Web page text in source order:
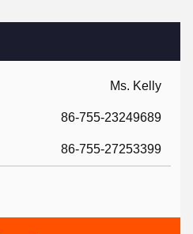
Ms. Kelly
86-755-23249689
86-755-27253399